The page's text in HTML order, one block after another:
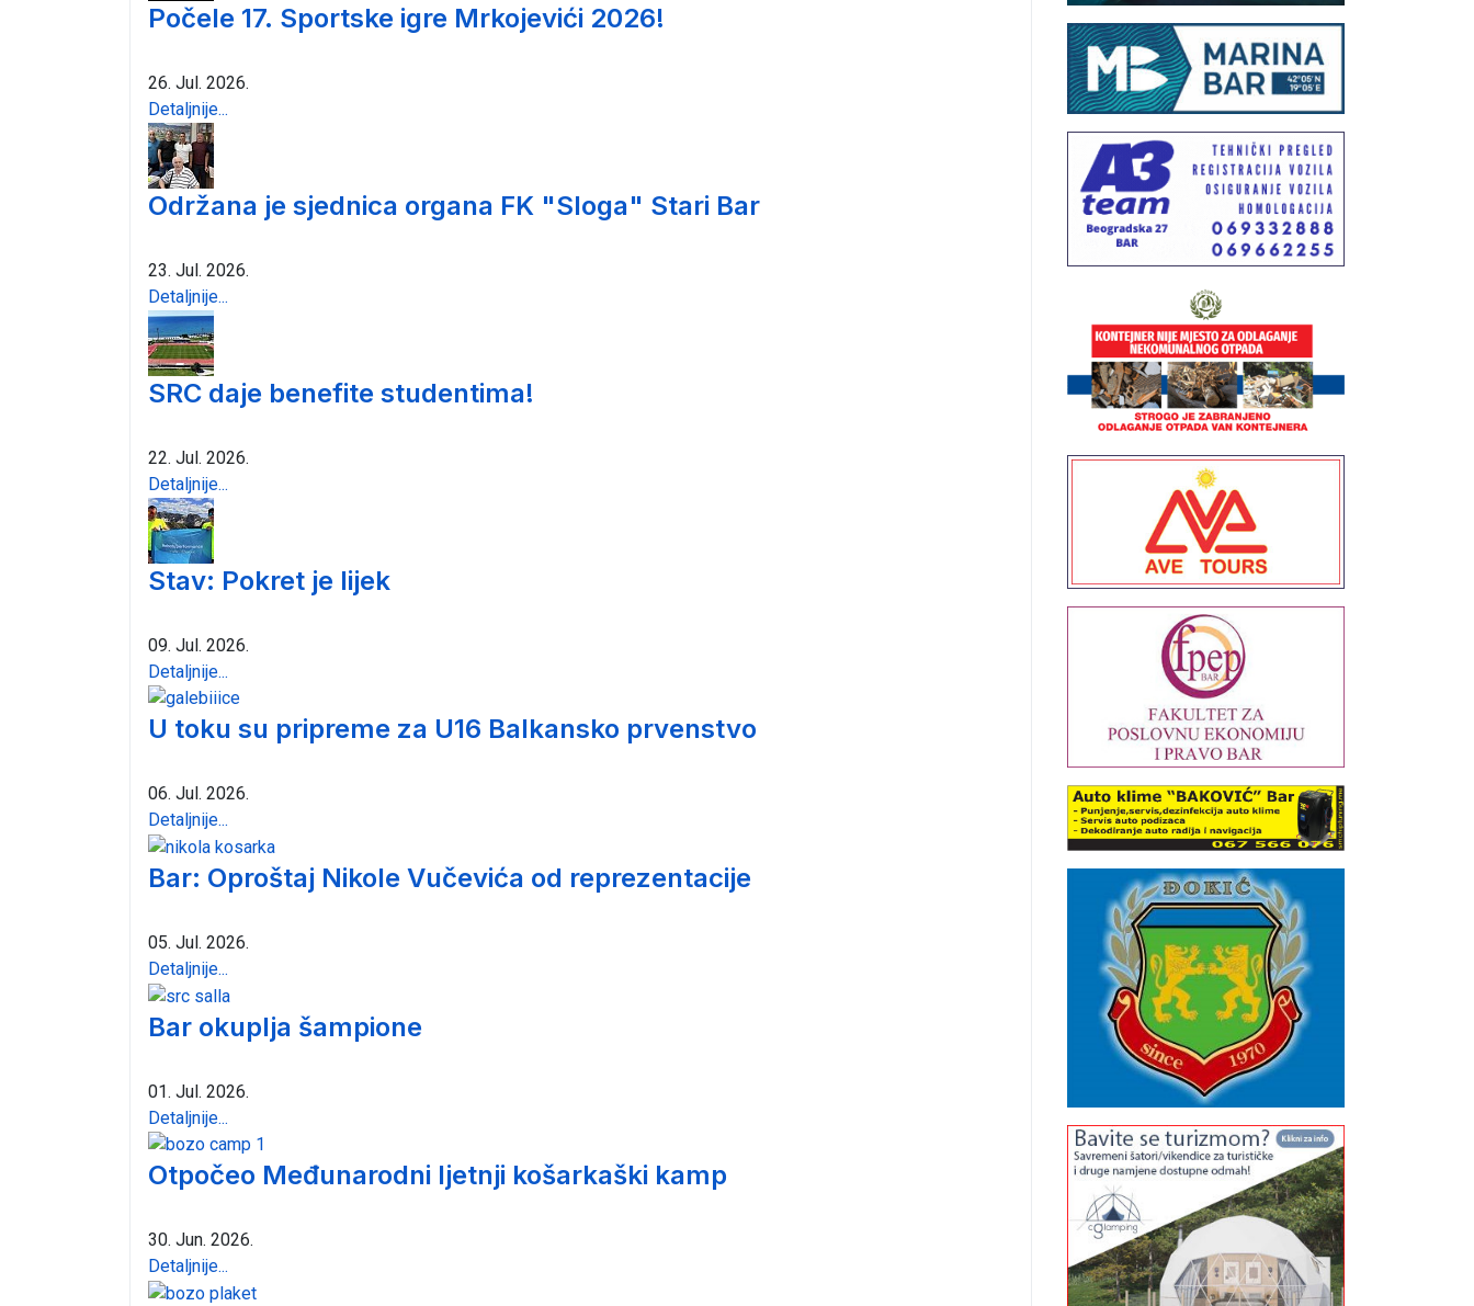
Počele 17. Sportske igre Mrkojevići 2026!
26. Jul. 2026.
Detaljnije...
Održana je sjednica organa FK "Sloga" Stari Bar
23. Jul. 2026.
Detaljnije...
SRC daje benefite studentima!
22. Jul. 2026.
Detaljnije...
Stav: Pokret je lijek
09. Jul. 2026.
Detaljnije...
U toku su pripreme za U16 Balkansko prvenstvo
06. Jul. 2026.
Detaljnije...
Bar: Oproštaj Nikole Vučevića od reprezentacije
05. Jul. 2026.
Detaljnije...
Bar okuplja šampione
01. Jul. 2026.
Detaljnije...
Otpočeo Međunarodni ljetnji košarkaški kamp
30. Jun. 2026.
Detaljnije...